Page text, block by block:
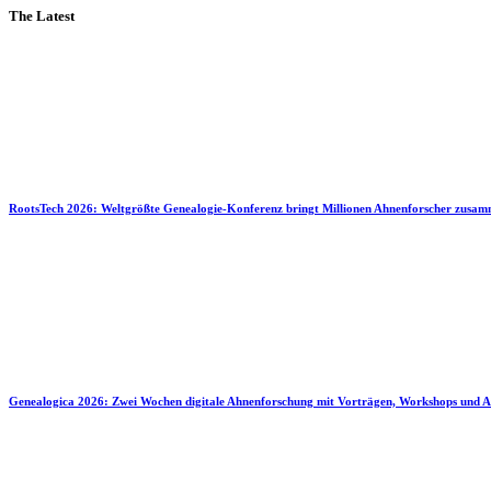
The Latest
RootsTech 2026: Weltgrößte Genealogie-Konferenz bringt Millionen Ahnenforscher
Genealogica 2026: Zwei Wochen digitale Ahnenforschung mit Vorträgen, Workshops und